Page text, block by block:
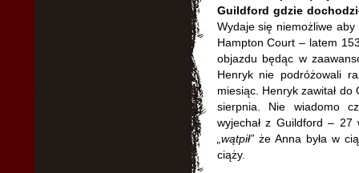
Guildford gdzie
Wydaje się niemożliwe
Hampton Court – latem
objazdu będąc w
Henryk nie podróżowali
miesiąc. Henryk zawitał
sierpnia. Nie wiadomo
wyjechał z Guildford –
„wątpił”że Anna była w
ciąży.